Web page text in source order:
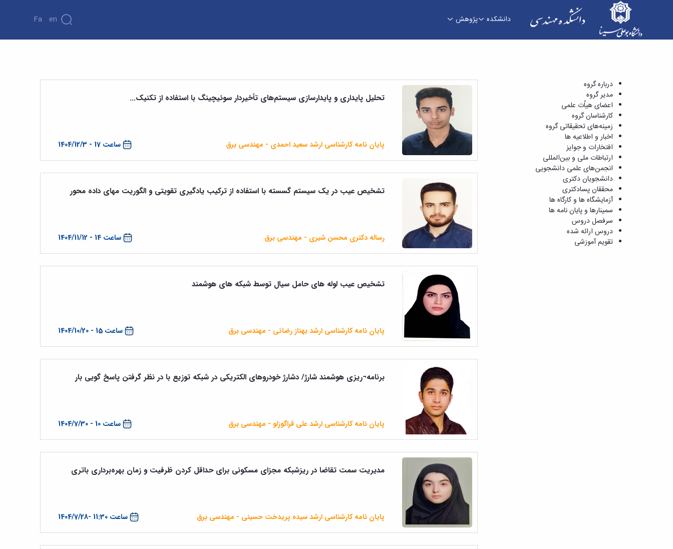
دانشکده پژوهش Fa En
درباره گروه
مدیر گروه
اعضای هیاُت علمی
کارشناسان گروه
زمینه‌های تحقیقاتی گروه
اخبار و اطلاعیه ها
افتخارات و جوایز
ارتباطات ملی و بین‌المللی
انجمن‌های علمی دانشجویی
دانشجویان دکتری
محققان پسادکتری
آزمایشگاه ها و کارگاه ها
سمینارها و پایان نامه ها
سرفصل دروس
دروس ارائه شده
تقویم آموزشی
ساعت 17 - 1404/12/3
تحلیل پایداری و پایدارسازی سیستم‌های تأخیردار سوئیچینگ با استفاده از تکنیک...
پایان نامه کارشناسی ارشد سعید احمدی - مهندسی برق
ساعت 14 - 1404/11/12
تشخیص عیب در یک سیستم گسسته با استفاده از ترکیب یادگیری تقویتی و الگوریت مهای داده محور
رساله دکتری محسن شیری - مهندسی برق
ساعت 15 - 1404/10/20
تشخیص عیب لوله های حامل سیال توسط شبکه های هوشمند
پایان نامه کارشناسی ارشد بهناز رضائی - مهندسی برق
ساعت 10 - 1404/7/30
برنامه¬ریزی هوشمند شارژ/ دشارژ خودروهای الکتریکی در شبکه توزیع با در نظر گرفتن پاسخ گویی بار
پایان نامه کارشناسی ارشد علی قراگوزلو - مهندسی برق
ساعت 11:30 -1404/7/28
مدیریت سمت تقاضا در ریزشبکه مجزای مسکونی برای حداقل کردن ظرفیت و زمان بهره‌برداری باتری
پایان نامه کارشناسی ارشد سیده پریدخت حسینی - مهندسی برق